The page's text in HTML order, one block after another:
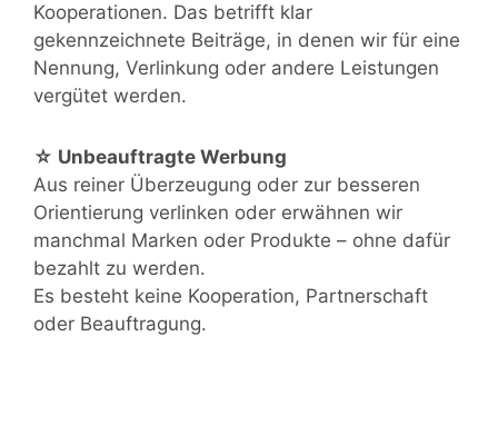
Kooperationen. Das betrifft klar
gekennzeichnete Beiträge, in denen wir für eine
Nennung, Verlinkung oder andere Leistungen
vergütet werden.
☆ Unbeauftragte Werbung
Aus reiner Überzeugung oder zur besseren
Orientierung verlinken oder erwähnen wir
manchmal Marken oder Produkte – ohne dafür
bezahlt zu werden.
Es besteht keine Kooperation, Partnerschaft
oder Beauftragung.